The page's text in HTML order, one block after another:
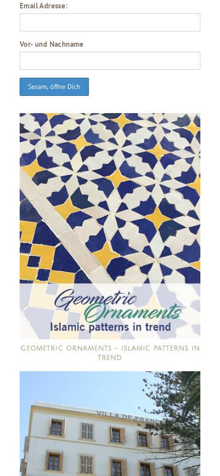
Email Adresse:
Vor- und Nachname
GEOMETRIC ORNAMENTS – ISLAMIC PATTERNS IN
TREND